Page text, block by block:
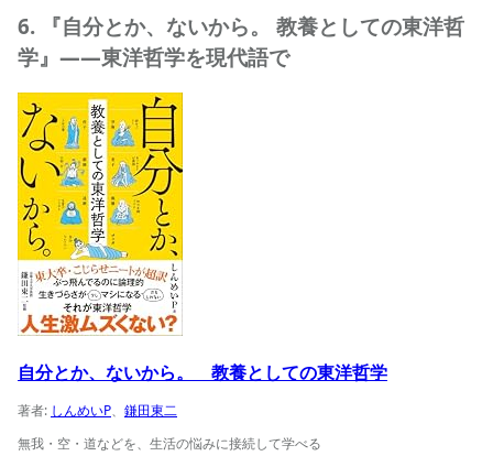
6. 『自分とか、ないから。 教養としての東洋哲
学』——東洋哲学を現代語で
自分とか、ないから。 教養としての東洋哲学の商品ペー
自分とか、ないから。 教養としての東洋哲学
著者: しんめいP、 鎌田東二
無我・空・道などを、生活の悩みに接続して学べる